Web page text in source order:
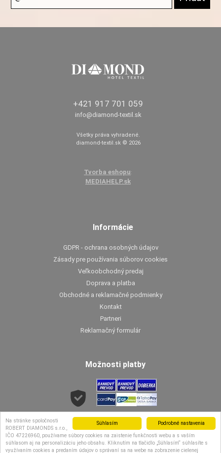
Podrobné nastavenia
Súhlasím
Na stránke spoločnosti
ROBERT DIAMONDS s.r.o.,
IČO 47226960, používame súbory cookies na zaistenie funkčnosti webu a s vaším
súhlasom aj na personalizáciu jeho obsahu. Kliknutím na tlačidlo „Súhlasím“ súhlasíte s
využívaním cookies a predaním údajov o správaní sa na webe na zobrazenie cielenej
+421 917 701 059
info@diamond-textil.sk
Všetky práva vyhradené.
diamond-textil.sk © 2026
Tvorba eshopu:
MEDIAHELP.sk
Informácie
GDPR - ochrana osobných údajov
Zásady pre používania súborov cookies
Veľkoobchodný predaj
Doprava a platba
Obchodné a reklamačné podmienky
Kontakt
Partneri
Reklamačný formulár
Možnosti platby
Možnosti dopravy